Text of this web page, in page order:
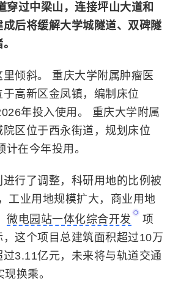
穿过中梁山，连接坪山大道和
后将缓解大学城隧道、双碑隧
里倾斜。 重庆大学附属肿瘤医
于高新区金凤镇，编制床位
年投入使用。 重庆大学附属
区位于西永街道，规划床位
在今年投用。
行了调整，科研用地的比例被
工业用地规模扩大，商业用地
微电园站一体化综合开发
项
，这个项目总建筑面积超过10万
3.11亿元，未来将与轨道交通
换乘。